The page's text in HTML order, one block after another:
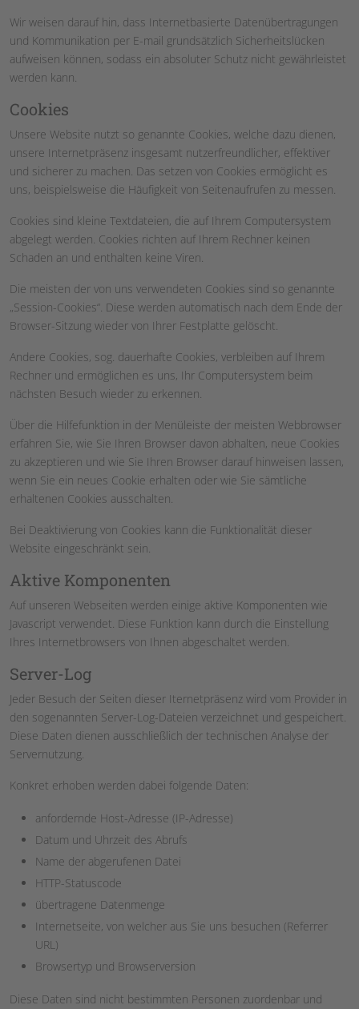
Wir weisen darauf hin, dass Internetbasierte Datenübertragungen
und Kommunikation per E-mail grundsätzlich Sicherheitslücken
aufweisen können, sodass ein absoluter Schutz nicht gewährleistet
werden kann.
Cookies
Unsere Website nutzt so genannte Cookies, welche dazu dienen,
unsere Internetpräsenz insgesamt nutzerfreundlicher, effektiver
und sicherer zu machen. Das setzen von Cookies ermöglicht es
uns, beispielsweise die Häufigkeit von Seitenaufrufen zu messen.
Cookies sind kleine Textdateien, die auf Ihrem Computersystem
abgelegt werden. Cookies richten auf Ihrem Rechner keinen
Schaden an und enthalten keine Viren.
Die meisten der von uns verwendeten Cookies sind so genannte
„Session-Cookies“. Diese werden automatisch nach dem Ende der
Browser-Sitzung wieder von Ihrer Festplatte gelöscht.
Andere Cookies, sog. dauerhafte Cookies, verbleiben auf Ihrem
Rechner und ermöglichen es uns, Ihr Computersystem beim
nächsten Besuch wieder zu erkennen.
Über die Hilfefunktion in der Menüleiste der meisten Webbrowser
erfahren Sie, wie Sie Ihren Browser davon abhalten, neue Cookies
zu akzeptieren und wie Sie Ihren Browser darauf hinweisen lassen,
wenn Sie ein neues Cookie erhalten oder wie Sie sämtliche
erhaltenen Cookies ausschalten.
Bei Deaktivierung von Cookies kann die Funktionalität dieser
Website eingeschränkt sein.
Aktive Komponenten
Auf unseren Webseiten werden einige aktive Komponenten wie
Javascript verwendet. Diese Funktion kann durch die Einstellung
Ihres Internetbrowsers von Ihnen abgeschaltet werden.
Server-Log
Jeder Besuch der Seiten dieser Iternetpräsenz wird vom Provider in
den sogenannten Server-Log-Dateien verzeichnet und gespeichert.
Diese Daten dienen ausschließlich der technischen Analyse der
Servernutzung.
Konkret erhoben werden dabei folgende Daten:
anfordernde Host-Adresse (IP-Adresse)
Datum und Uhrzeit des Abrufs
Name der abgerufenen Datei
HTTP-Statuscode
übertragene Datenmenge
Internetseite, von welcher aus Sie uns besuchen (Referrer
URL)
Browsertyp und Browserversion
Diese Daten sind nicht bestimmten Personen zuordenbar und